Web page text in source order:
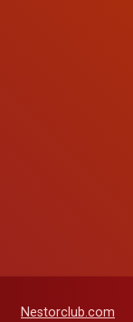
Nestorclub.com